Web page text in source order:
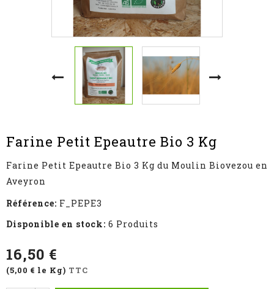
Farine Petit Epeautre Bio 3 Kg
Farine Petit Epeautre Bio 3 Kg du Moulin Biovezou en
Aveyron
Référence: F_PEPE3
Disponible en stock: 6 Produits
16,50 €
(5,00 € le Kg) TTC